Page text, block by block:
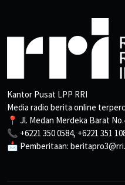
Kantor Pusat LPP RRI
Media radio berita online
📍 Jl. Medan Merdeka Barat
📞 +6221 350 0584, +6221 351
📩 Pemberitaan: